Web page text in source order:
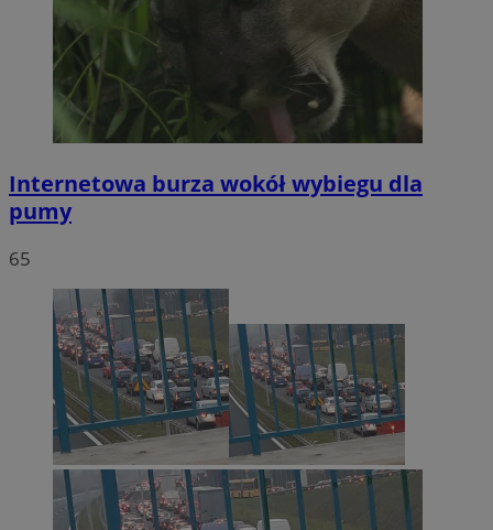
Internetowa burza wokół wybiegu dla
pumy
65